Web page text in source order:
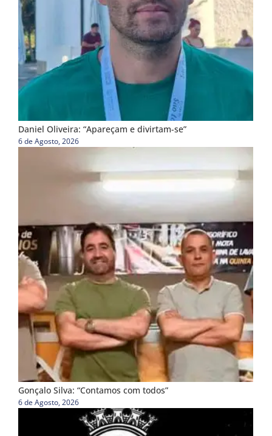
Daniel Oliveira: “Apareçam e divirtam-se”
6 de Agosto, 2026
Gonçalo Silva: “Contamos com todos”
6 de Agosto, 2026